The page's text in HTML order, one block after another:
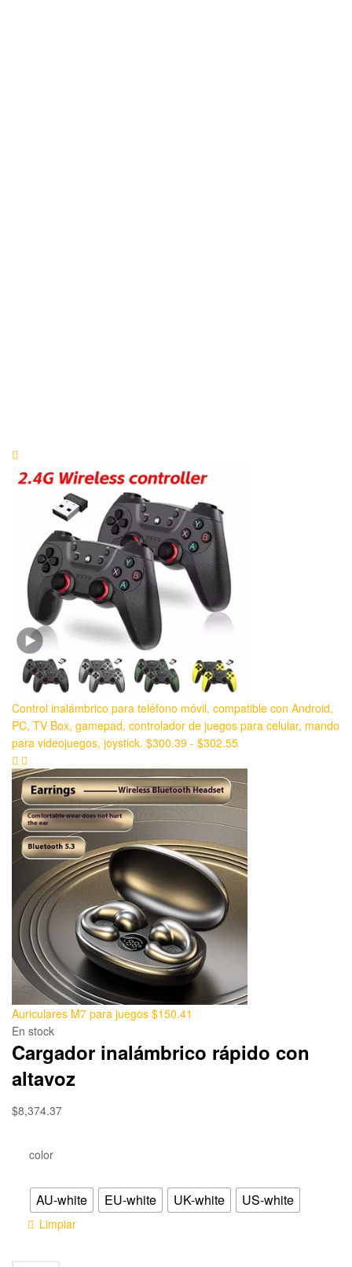
Control inalámbrico para teléfono móvil, compatible con Android,
PC, TV Box, gamepad, controlador de juegos para celular, mando
para videojuegos, joystick. $300.39 - $302.55
Auriculares M7 para juegos $150.41
En stock
Cargador inalámbrico rápido con
altavoz
$8,374.37
color
AU-white EU-white UK-white US-white
Limpiar